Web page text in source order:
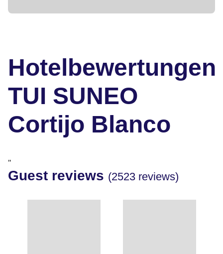
Hotelbewertungen
TUI SUNEO
Cortijo Blanco
"
Guest reviews (2523 reviews)